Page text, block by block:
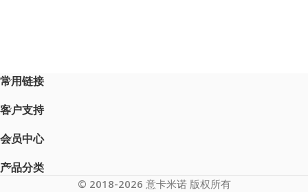
常用链接
客户支持
会员中心
产品分类
© 2018-2026 意卡米诺 版权所有